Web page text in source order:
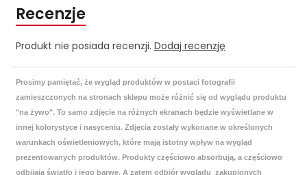
Recenzje
Produkt nie posiada recenzji. Dodaj recenzję
Prosimy pamiętać, że wygląd produktów w postaci fotografii
zamieszczonych na stronach sklepu może różnić się od wyglądu produktu
"na żywo". To samo zdjęcie na różnych ekranach będzie wyświetlane w
innej kolorystyce i nasyceniu. Zdjęcia zostały wykonane w określonych
warunkach oświetleniowych, które mają istotny wpływ na wygląd
prezentowanych produktów. Produkty częściowo absorbują, a częściowo
odbijają światło i jego barwę. A zatem odbiór wyglądu zakupionych